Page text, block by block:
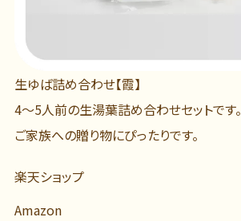
生ゆば詰め合わせ【霞】
4～5人前の生湯葉詰め合わせセットです。
ご家族への贈り物にぴったりです。
楽天ショップ
Amazon